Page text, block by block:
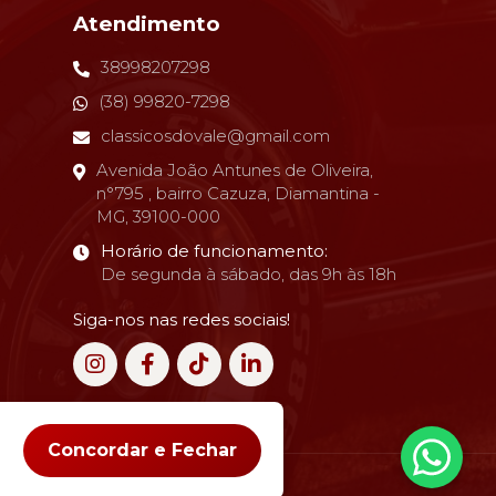
Atendimento
38998207298
(38) 99820-7298
classicosdovale@gmail.com
Avenida João Antunes de Oliveira,
n°795 , bairro Cazuza, Diamantina -
MG, 39100-000
Horário de funcionamento:
De segunda à sábado, das 9h às 18h
Siga-nos nas redes sociais!
Concordar e Fechar